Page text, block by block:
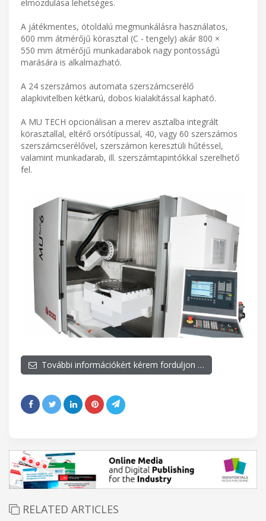
elmozdulása lehetséges.
A játékmentes, ötoldalú megmunkálásra használatos,
600 mm átmérőjű körasztal (C - tengely) akár 800 ×
550 mm átmérőjű munkadarabok nagy pontosságú
marására is alkalmazható.
A 24 szerszámos automata szerszámcserélő
alapkivitelben kétkarú, dobos kialakítással kapható.
A MU TECH opcionálisan a merev asztalba integrált
körasztallal, eltérő orsótípussal, 40, vagy 60 szerszámos
szerszámcserélővel, szerszámon keresztüli hűtéssel,
valamint munkadarab, ill. szerszámtapintókkal szerelhető
fel.
További információkért kérem forduljon …
RELATED ARTICLES